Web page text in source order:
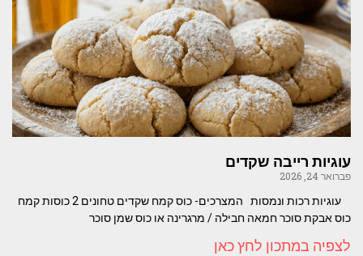
עוגיות רייבה שקדים
פברואר 24, 2026
עוגיות רכות ונמסות המצרכים- כוס קמח שקדים טחונים 2 כוסות קמח
כוס אבקת סוכר חמאה חבילה / מרגרינה או כוס שמן סוכר
לצפיה במתכון לחץ כאן